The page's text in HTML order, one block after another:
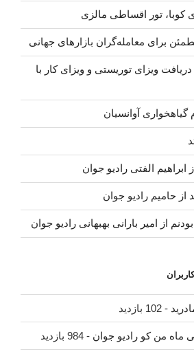
کوبا، تور اقساطی مالزی
برای معامله‌گران بازارهای جهانی
ویزای توریستی و ویزای کار با
گیاهخواری آوانسیان
الفتی رادیو جوان
از حامیم رادیو جوان
از امیر بارانی بهبهانی رادیو جوان
- 102 بازدید
ماه من کو رادیو جوان - 984 بازدید